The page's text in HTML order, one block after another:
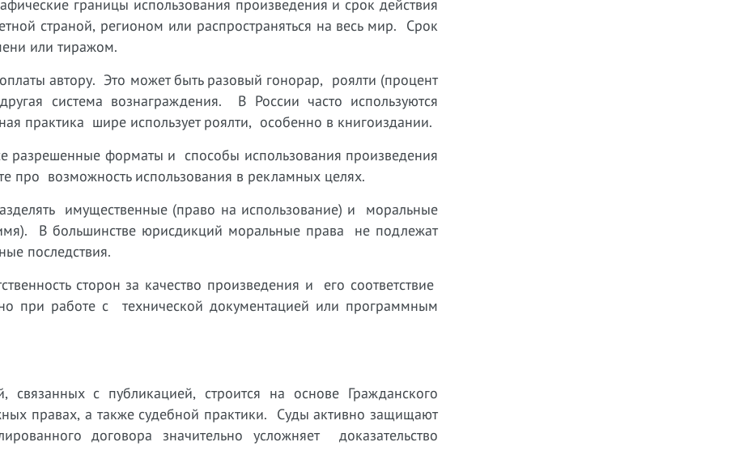
границы использования произведения и срок действия
страной, регионом или распространяться на весь мир. Срок
или тиражом.
автору. Это может быть разовый гонорар, роялти (процент
система вознаграждения. В России часто используются
практика шире использует роялти, особенно в книгоиздании.
разрешенные форматы и способы использования произведения
про возможность использования в рекламных целях.
имущественные (право на использование) и моральные
В большинстве юрисдикций моральные права не подлежат
последствия.
сторон за качество произведения и его соответствие
при работе с технической документацией или программным
с публикацией, строится на основе Гражданского
правах, а также судебной практики. Суды активно защищают
договора значительно усложняет доказательство